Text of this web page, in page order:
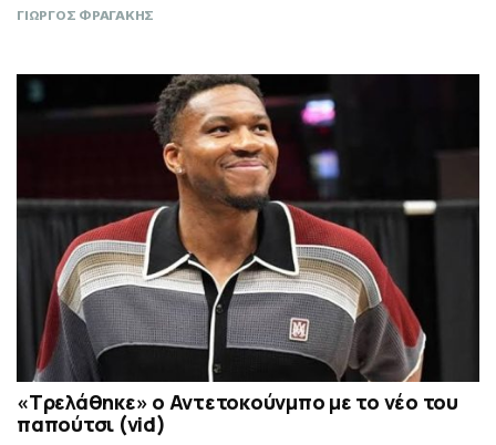
ΓΙΩΡΓΟΣ ΦΡΑΓΑΚΗΣ
«Τρελάθηκε» ο Αντετοκούνμπο με το νέο του
παπούτσι (vid)